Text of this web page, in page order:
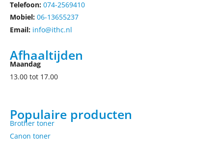
Telefoon: 074-2569410
Mobiel: 06-13655237
Email: info@ithc.nl
Afhaaltijden
Maandag
13.00 tot 17.00
Populaire producten
Brother toner
Canon toner